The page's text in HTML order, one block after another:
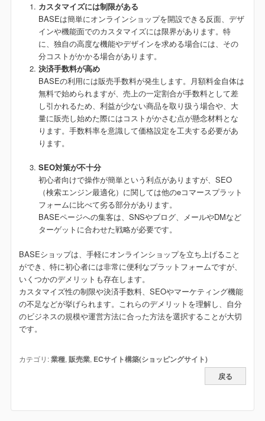
カスタマイズには制限がある
BASEは簡単にオンラインショップを開設できる反面、デザ
インや機能面でのカスタマイズには限界があります。特
に、独自の高度な機能やデザインを求める場合には、その
分コストがかかる場合があります。
決済手数料が高め
BASEの利用には販売手数料が発生します。月額料金自体は
無料で始められますが、売上の一定割合が手数料として差
し引かれるため、利益が少ない商品を取り扱う場合や、大
量に販売し始めた際にはコストがかさむ点が懸念材料とな
ります。手数料率を意識して価格設定を工夫する必要があ
ります。
SEO対策が不十分
初心者向けで操作が簡単という利点がありますが、SEO
（検索エンジン最適化）に関しては他のeコマースプラット
フォームに比べて劣る部分があります。
BASEページへの集客は、SNSやブログ、メールやDMなど
ターゲットに合わせた戦略が必要です。
BASEショップは、手軽にオンラインショップを立ち上げること
ができ、特に初心者には非常に便利なプラットフォームですが、
いくつかのデメリットも存在します。
カスタマイズ性の制限や決済手数料、SEOやマーケティング機能
の不足などが挙げられます。これらのデメリットを理解し、自分
のビジネスの規模や運営方法に合った方法を選択することが大切
です。
カテゴリ:業種,販売業, ECサイト構築(ショッピングサイト)
戻る